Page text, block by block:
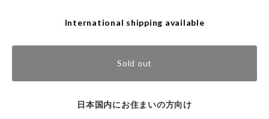
International shipping available
Sold out
日本国内にお住まいの方向け